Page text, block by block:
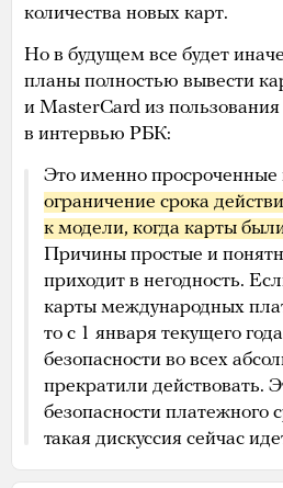
количества новых карт.
Но в будущем все будет
планы полностью вывести
и MasterCard из
в интервью РБК:
Это именно просроченные
ограничение срока
к модели, когда карты
Причины простые и
приходит в негодность.
карты международных
то с 1 января текущего
безопасности во всех
прекратили действовать.
безопасности платежного
такая дискуссия сейчас